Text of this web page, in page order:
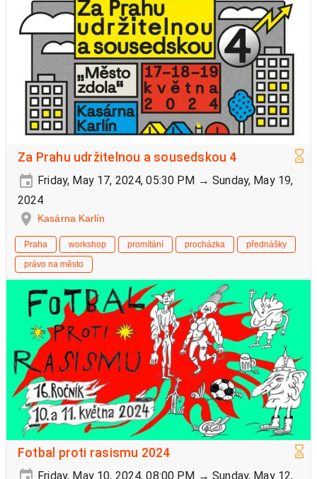
Za Prahu udržitelnou a sousedskou 4
Friday, May 17, 2024, 05:30 PM → Sunday, May 19,
2024
Kasárna Karlín
Praha workshop promítání procházka
přednášky
právo na město
Fotbal proti rasismu 2024
Friday, May 10, 2024, 08:00 PM → Sunday, May 12,